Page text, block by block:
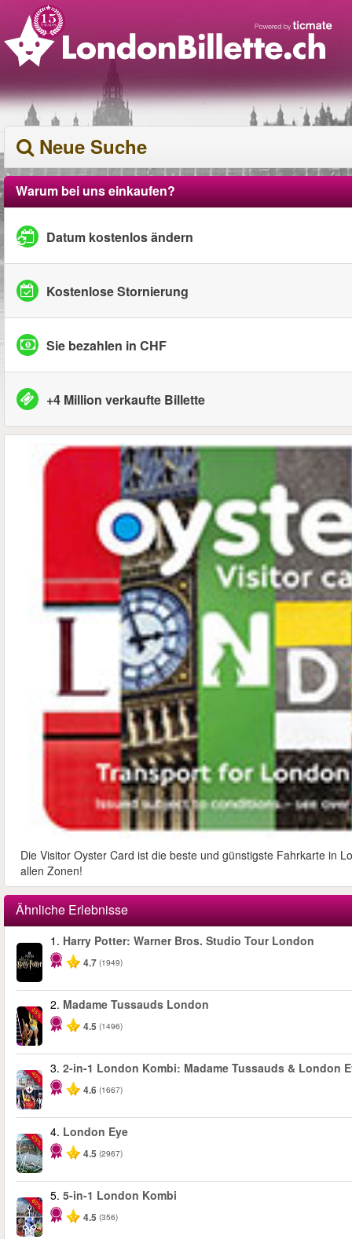
Neue Suche
Warum bei uns einkaufen?
Datum kostenlos ändern
Kostenlose Stornierung
Sie bezahlen in CHF
+4 Million verkaufte Billette
Die Visitor Oyster Card ist die beste und günstigste Fahrkarte in
allen Zonen!
Ähnliche Erlebnisse
1. Harry Potter: Warner Bros. Studio Tour London
4.7 (1949)
-25%
2. Madame Tussauds London
4.5 (1496)
-40%
3. 2-in-1 London Kombi: Madame Tussauds & London
4.6 (1667)
-25%
4. London Eye
4.5 (2967)
-60%
5. 5-in-1 London Kombi
4.5 (356)